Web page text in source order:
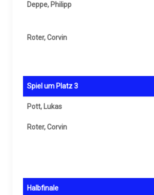
Deppe, Philipp
Roter, Corvin
Spiel um Platz 3
Pott, Lukas
Roter, Corvin
Halbfinale